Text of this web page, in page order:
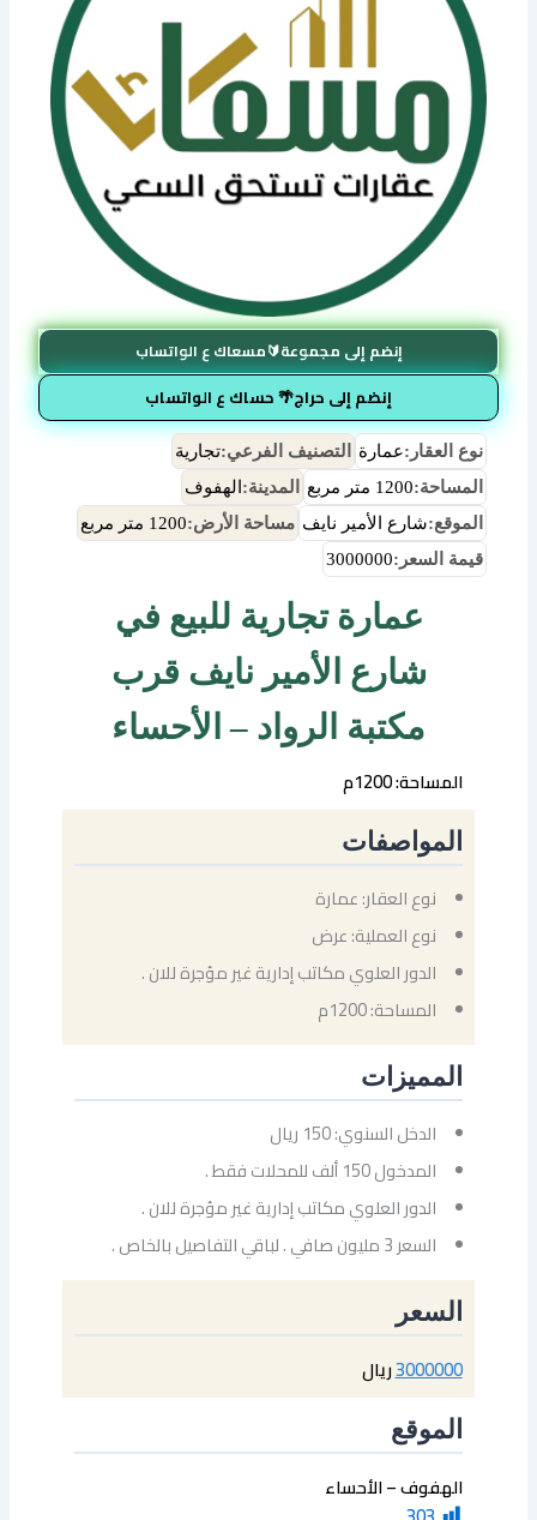
إنضم إلى مجموعة🔰مسعاك ع الواتساب
إنضم إلى حراج🌴 حساك ع الواتساب
نوع العقار:عمارة التصنيف الفرعي:تجارية
المساحة:1200 متر مربع المدينة: الهفوف
الموقع:شارع الأمير نايف مساحة الأرض:1200 متر مربع
قيمة السعر:3000000
عمارة تجارية للبيع في
شارع الأمير نايف قرب
مكتبة الرواد – الأحساء
المساحة: 1200م
المواصفات
نوع العقار: عمارة
نوع العملية: عرض
الدور العلوي مكاتب إدارية غير مؤجرة للان .
المساحة: 1200م
المميزات
الدخل السنوي: 150 ريال
المدخول 150 ألف للمحلات فقط .
الدور العلوي مكاتب إدارية غير مؤجرة للان .
السعر 3 مليون صافي . لباقي التفاصيل بالخاص .
السعر
3000000ريال
الموقع
الهفوف – الأحساء